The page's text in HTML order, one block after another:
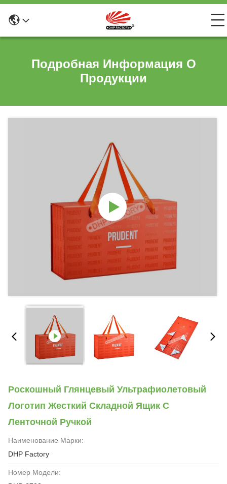
Подробная Информация О
Продукции
Роскошный Глянцевый Ультрафиолетовый
Логотип Жесткий Складной Ящик С
Ленточной Ручкой
Наименование Марки:
DHP Factory
Номер Модели: